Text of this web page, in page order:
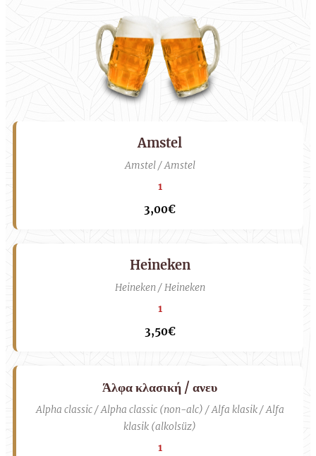
Amstel
Amstel / Amstel
1
3,00€
Heineken
Heineken / Heineken
1
3,50€
Άλφα κλασική / ανευ
Alpha classic / Alpha classic (non-alc) / Alfa klasik / Alfa
klasik (alkolsüz)
1